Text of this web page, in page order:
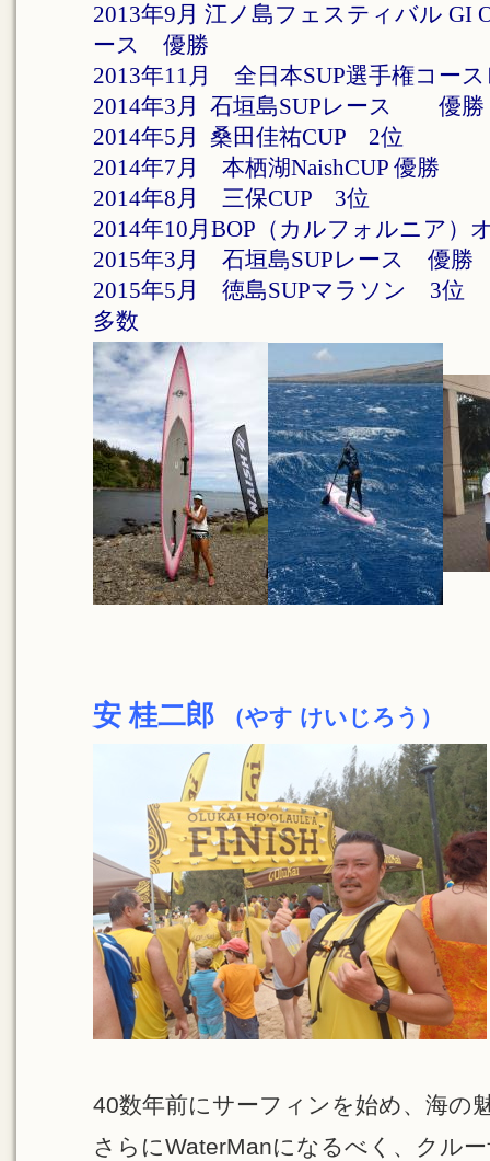
2013年9月 江ノ島フェスティバル GI
ース 優勝
2013年11月 全日本SUP選手権コー
2014年3月 石垣島SUPレース 優勝
2014年5月 桑田佳祐CUP 2位
2014年7月 本栖湖NaishCUP 優勝
2014年8月 三保CUP 3位
2014年10月BOP（カルフォルニア）
2015年3月 石垣島SUPレース 優勝
2015年5月 徳島SUPマラソン 3位
多数
安 桂二郎 （やす けいじろう）
40数年前にサーフィンを始め、海の
さらにWaterManになるべく、クル